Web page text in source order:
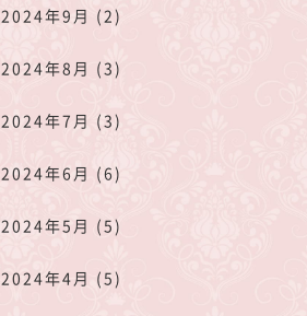
2024年9月 (2)
2024年8月 (3)
2024年7月 (3)
2024年6月 (6)
2024年5月 (5)
2024年4月 (5)